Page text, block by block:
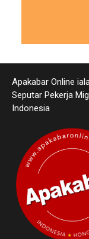
Apakabar Online
Seputar Pekerja
Indonesia